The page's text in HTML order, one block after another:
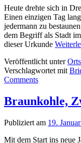
Heute drehte sich in
Einen einzigen Tag
jedermann zu
dem Begriff als Stadt
dieser Urkunde
Veröffentlicht unter
Verschlagwortet mit
Comments
Braunkohle,
Publiziert am 19.
Mit dem Start ins neue